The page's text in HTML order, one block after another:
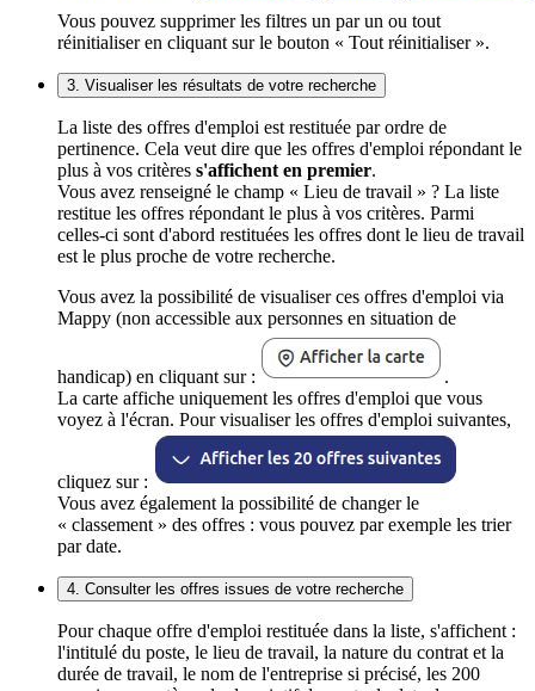
Vous pouvez supprimer les filtres un par un ou tout
réinitialiser en cliquant sur le bouton « Tout réinitialiser ».
3. Visualiser les résultats de votre recherche
La liste des offres d'emploi est restituée par ordre de
pertinence. Cela veut dire que les offres d'emploi répondant le
plus à vos critères s'affichent en premier.
Vous avez renseigné le champ « Lieu de travail » ? La liste
restitue les offres répondant le plus à vos critères. Parmi
celles-ci sont d'abord restituées les offres dont le lieu de travail
est le plus proche de votre recherche.
Vous avez la possibilité de visualiser ces offres d'emploi via
Mappy (non accessible aux personnes en situation de
handicap) en cliquant sur :
.
La carte affiche uniquement les offres d'emploi que vous
voyez à l'écran. Pour visualiser les offres d'emploi suivantes,
cliquez sur :
Vous avez également la possibilité de changer le
« classement » des offres : vous pouvez par exemple les trier
par date.
4. Consulter les offres issues de votre recherche
Pour chaque offre d'emploi restituée dans la liste, s'affichent :
l'intitulé du poste, le lieu de travail, la nature du contrat et la
durée de travail, le nom de l'entreprise si précisé, les 200